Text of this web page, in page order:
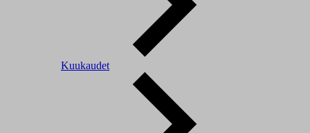
Kuukaudet